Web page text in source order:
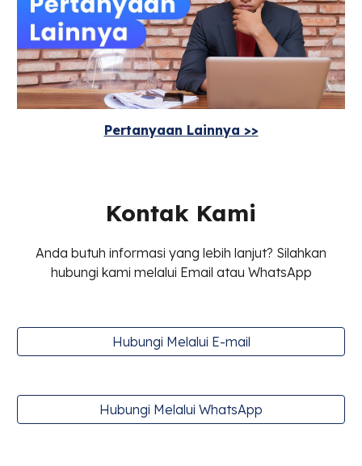
Pertanyaan Lainnya >>
Kontak Kami
Anda butuh informasi yang lebih lanjut? Silahkan
hubungi kami melalui Email atau WhatsApp
Hubungi Melalui E-mail
Hubungi Melalui WhatsApp